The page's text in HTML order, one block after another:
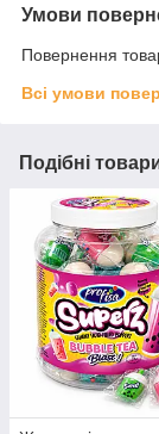
Умови
Повернення
Всі умови
Подібні